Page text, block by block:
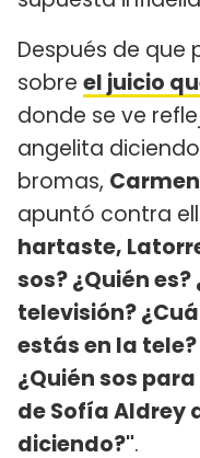
Después de que
sobre el juicio
donde se ve
angelita
bromas, Carmen
apuntó contra
hartaste,
sos? ¿Quién
televisión?
estás en la
¿Quién sos
de Sofía Aldrey
diciendo?".